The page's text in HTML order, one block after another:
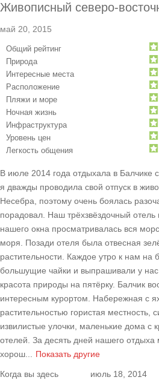
Живописный северо-
май 20, 2015
Общий рейтинг
Природа
Интересные места
Расположение
Пляжи и море
Ночная жизнь
Инфраструктура
Уровень цен
Легкость общения
В июле 2014 года отдыхала в Балчике
я дважды проводила свой отпуск в
Несебра, поэтому очень боялась
порадовал. Наш трёхзвёздочный
нашего окна просматривалась вся
моря. Позади отеля была отвесная
растительности. Каждое утро к нам на
большущие чайки и выпрашивали у
красота природы на пятёрку. Балчик
интересным курортом. Набережная с
растительностью гористая местность,
извилистые улочки, маленькие дома с
отелей. За десять дней нашего отдыха
хорош... Показать другие
Когда вы здесь
июль 18, 2014